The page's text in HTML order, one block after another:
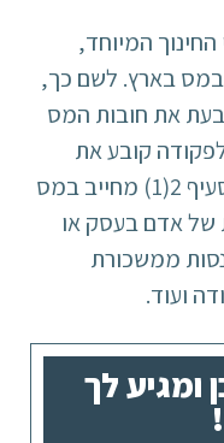
המיוחד,
במס בארץ. לשם כך,
את חובות המס
בדין הישראלי. סעיף 2 לפקודה קובע את
מקורות ההכנסה החייבים במס. סעיף 2(1) מחייב במס
של אדם בעסק או
מוסיף הכנסות ממשכורת
ועוד.
ומגיע לך